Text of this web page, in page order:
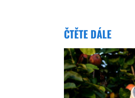
ČTĚTE DÁLE